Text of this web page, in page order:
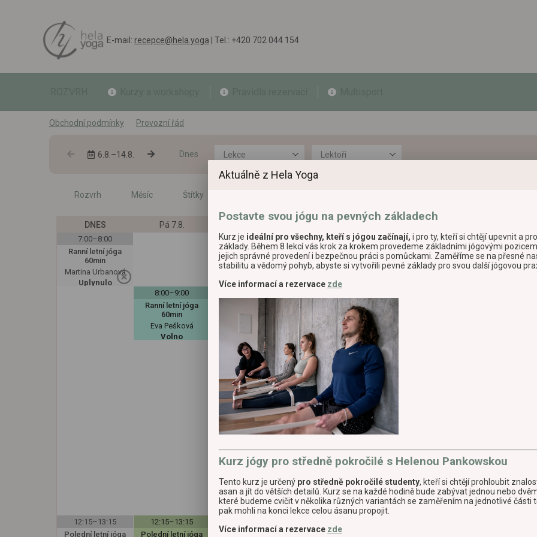
E-mail: recepce@hela.yoga | Tel.: +420 702 044 154
Obchodní podmínky Provozní řád
6.8.–14.8. Dnes Lekce Lektoři
Rozvrh Měsíc Štítky
7:00–8:00
Ranní letní jóga
60min
Martina Urbanová
Uplynulo
12:15–13:15
Polední letní jóga
8:00–9:00
Ranní letní jóga
60min
Eva Pešková
Volno
12:15–13:15
Polední letní jóga
9:30–10:40
Core yoga 70min
Veronika Müllerová
Volno
7:15–8:15
Ranní letní jóga
Volno
7:00–8:00
Ranní letní jóga
60min
Václav Holenda
DNES Pá 7.8. Ne 9.8.
Aktuálně z Hela Yoga
Postavte svou jógu na pevných základech
Kurz je ideální pro všechny, kteří s jógou začínají, i pro ty, kteří si chtějí upevnit a
základy. Během 8 lekcí vás krok za krokem provedeme základními jógovými
jejich správné provedení i bezpečnou práci s pomůckami. Zaměříme se na přesné
stabilitu a vědomý pohyb, abyste si vytvořili pevné základy pro svou další jógovou
Více informací a rezervace zde
Kurz jógy pro středně pokročilé s Helenou Pankowskou
Tento kurz je určený pro středně pokročilé studenty, kteří si chtějí prohloubit
asan a jít do větších detailů. Kurz se na každé hodině bude zabývat jednou nebo
které budeme cvičit v několika různých variantách se zaměřením na jednotlivé části
pak mohli na konci lekce celou ásanu propojit.
Více informací a rezervace zde